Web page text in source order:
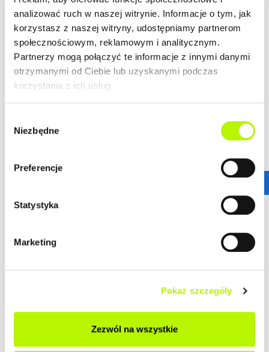
analizować ruch w naszej witrynie. Informacje o tym, jak
korzystasz z naszej witryny, udostępniamy partnerom
społecznościowym, reklamowym i analitycznym.
Partnerzy mogą połączyć te informacje z innymi danymi
otrzymanymi od Ciebie lub uzyskanymi podczas
korzystania z ich usług.
zgody
Niezbędne
Preferencje
Statystyka
Marketing
Pokaż szczegóły
Zezwól na wszystkie
LOKALIZACJA
Bella Dolina to nasze drugie, realizowane kompleksowo,
a zarazem całkowicie od podstaw osiedle w Rzeszowie.
Wyznacza ono nowe standardy w kreowaniu przestrzeni
gwarantuje wprost niesamowitą dostępność
ZALETY LOKALIZACJI
nowoczesne osiedle